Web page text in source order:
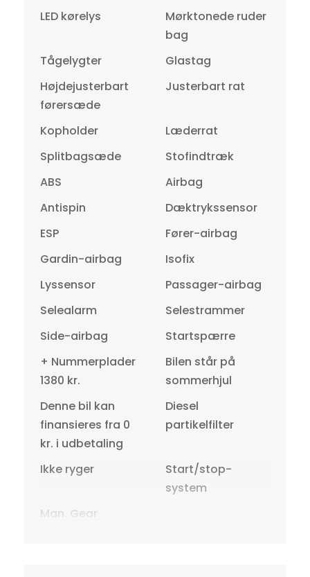
LED kørelys
Mørktonede ruder
bag
Tågelygter
Glastag
Højdejusterbart
førersæde
Justerbart rat
Kopholder
Læderrat
Splitbagsæde
Stofindtræk
ABS
Airbag
Antispin
Dæktrykssensor
ESP
Fører-airbag
Gardin-airbag
Isofix
Lyssensor
Passager-airbag
Selealarm
Selestrammer
Side-airbag
Startspærre
+ Nummerplader
1380 kr.
Bilen står på
sommerhjul
Denne bil kan
finansieres fra 0
kr. i udbetaling
Diesel
partikelfilter
Ikke ryger
Start/stop-
system
Man. Gear